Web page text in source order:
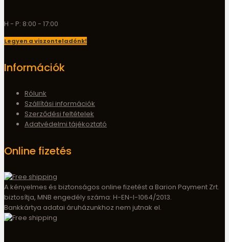
H - P: 8:00 - 17:00
Legyen a viszonteladónk!
Információk
Rólunk
Szállítási információk
Szerződési feltételek
Adatvédelmi tájékoztató
Online fizetés
A kényelmes és biztonságos online fizetést a Barion Payment Zrt.
biztosítja, MNB engedély száma: H-EN-I-1064/2013.
Bankkártya adatai áruházunkhoz nem jutnak el.